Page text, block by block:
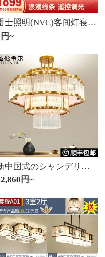
雷士照明(NVC)客间灯寝室灯LEDシリングライト北欧后现代创意线兰普套餐简单大气全屋灯饰兰普特惠!【3室2室】5灯-リモコンリビング+寝室*3+食事吊り
~
新中国式のシャンデリアは豪華な水晶のシャンデリアを軽くして、雰囲気のリビングルームの水晶灯レストランの個室の部屋の中でシャンデリアの別荘の複式楼のシャンデリア工事を注文して注文して予約してホールのホテルの会所のシャンデリアの金色-600-三色の光を変えます。
円~